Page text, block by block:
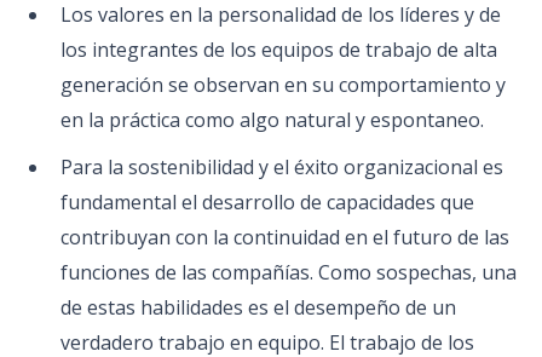
Los valores en la personalidad de los líderes y de
los integrantes de los equipos de trabajo de alta
generación se observan en su comportamiento y
en la práctica como algo natural y espontaneo.
Para la sostenibilidad y el éxito organizacional es
fundamental el desarrollo de capacidades que
contribuyan con la continuidad en el futuro de las
funciones de las compañías. Como sospechas, una
de estas habilidades es el desempeño de un
verdadero trabajo en equipo. El trabajo de los